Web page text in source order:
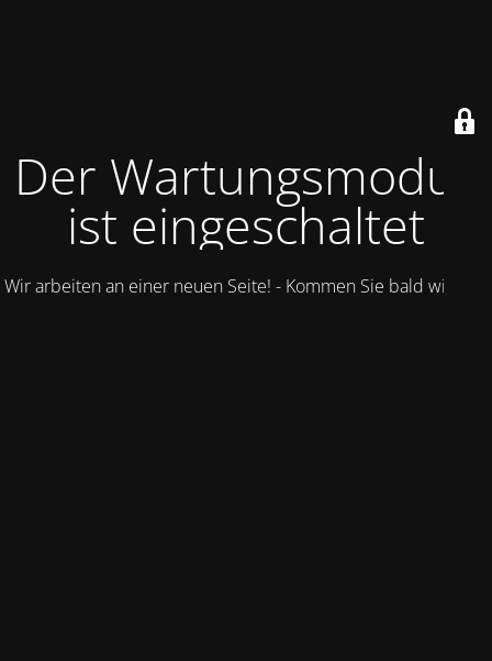
Der Wartungsmodus
ist eingeschaltet
Wir arbeiten an einer neuen Seite! - Kommen Sie bald wieder.